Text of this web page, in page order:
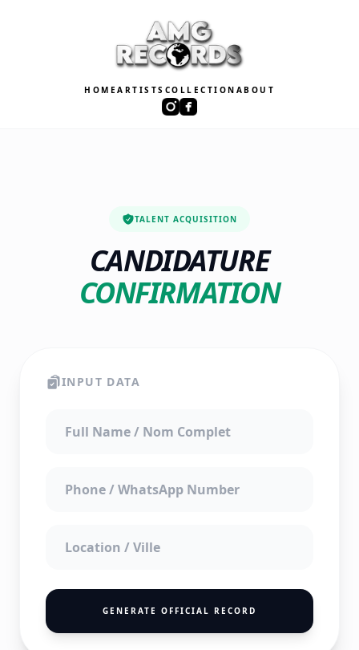
HOME ARTISTS COLLECTION ABOUT
TALENT ACQUISITION
CANDIDATURE
CONFIRMATION
INPUT DATA
GENERATE OFFICIAL RECORD